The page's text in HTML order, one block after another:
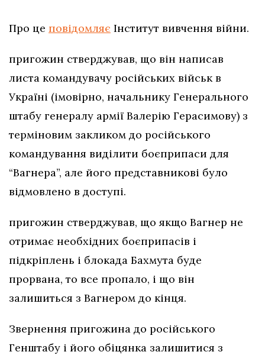
Про це повідомляє Інститут вивчення війни.
пригожин стверджував, що він написав
листа командувачу російських військ в
Україні (імовірно, начальнику Генерального
штабу генералу армії Валерію Герасимову) з
терміновим закликом до російського
командування виділити боєприпаси для
“Вагнера”, але його представникові було
відмовлено в доступі.
пригожин стверджував, що якщо Вагнер не
отримає необхідних боєприпасів і
підкріплень і блокада Бахмута буде
прорвана, то все пропало, і що він
залишиться з Вагнером до кінця.
Звернення пригожина до російського
Генштабу і його обіцянка залишитися з